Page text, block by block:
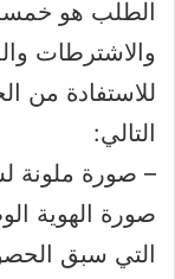
الطلب هو
والاشترطات
للاستفادة من
التالي:
– صورة ملونة
صورة الهوية
التي سبق